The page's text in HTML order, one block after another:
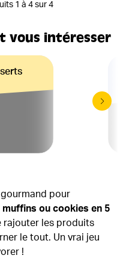
1 à 4 sur 4
vous intéresser
pour
ou cookies en 5
rajouter les produits
le tout. Un vrai jeu
!